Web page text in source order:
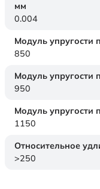
мм
0.004
Модуль упругости
850
Модуль упругости
950
Модуль упругости
1150
Относительное
>250